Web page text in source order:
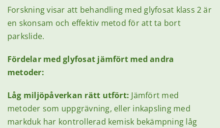
Forskning visar att behandling med glyfosat klass 2 är
en skonsam och effektiv metod för att ta bort
parkslide.
Fördelar med glyfosat jämfört med andra
metoder:
Låg miljöpåverkan rätt utfört: Jämfört med
metoder som uppgrävning, eller inkapsling med
markduk har kontrollerad kemisk bekämpning låg